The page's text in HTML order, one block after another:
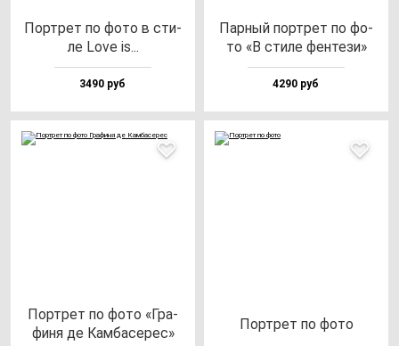
Пор­трет по фо­то в сти­
ле Love is...
3490 руб
Пар­ный пор­трет по фо­
то «В сти­ле фен­те­зи»
4290 руб
Пор­трет по фо­то «Гра­
фи­ня де Кам­ба­се­рес»
Пор­трет по фо­то